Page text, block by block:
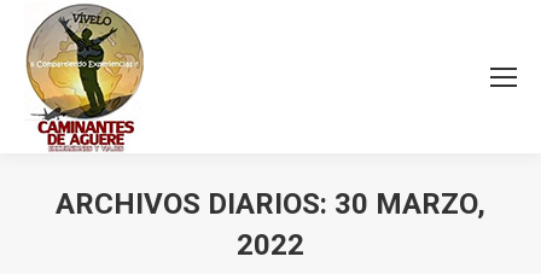
ARCHIVOS DIARIOS: 30 MARZO,
2022